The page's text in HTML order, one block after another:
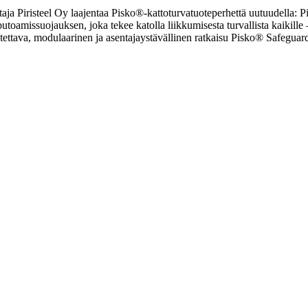
Piristeel Oy laajentaa Pisko®-kattoturvatuoteperhettä uutuudella:
joka tekee katolla liikkumisesta turvallista
modulaarinen ja asentajaystävällinen ratkaisu Pisko®